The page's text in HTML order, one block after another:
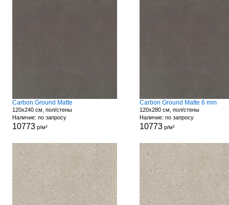
Carbon Ground Matte
120x240 см, пол/стены
Наличие: по запросу
10773р/м²
Carbon Ground Matte 6 mm
120x280 см, пол/стены
Наличие: по запросу
10773р/м²